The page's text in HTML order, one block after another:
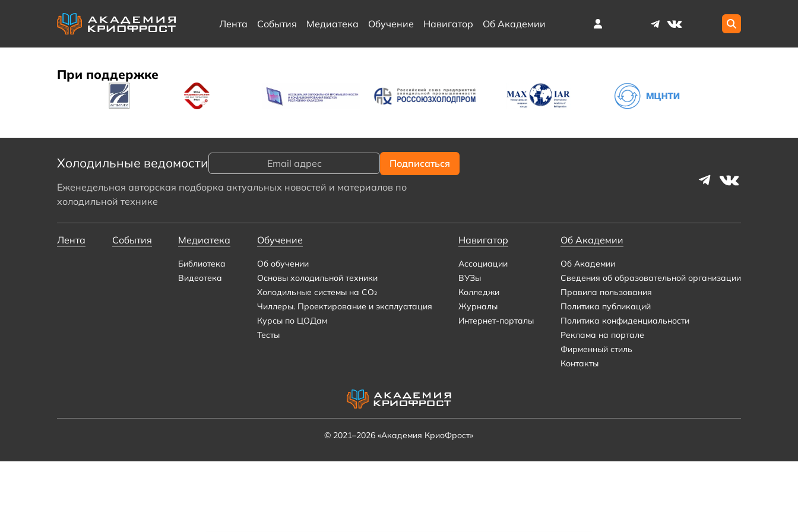
Лента События Медиатека Обучение Навигатор Об Академии
При поддержке
Холодильные ведомости
Еженедельная авторская подборка актуальных новостей и материалов по
холодильной технике
Лента События Медиатека
Библиотека
Видеотека
Обучение
Об обучении
Основы холодильной техники
Холодильные системы на CO₂
Чиллеры. Проектирование и эксплуатация
Курсы по ЦОДам
Тесты
Навигатор
Ассоциации
ВУЗы
Колледжи
Журналы
Интернет-порталы
Об Академии
Об Академии
Сведения об образовательной организации
Правила пользования
Политика публикаций
Политика конфиденциальности
Реклама на портале
Фирменный стиль
Контакты
© 2021–2026 «Академия КриоФрост»